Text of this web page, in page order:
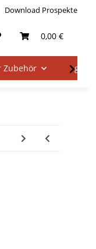
Download Prospekte
0,00 €
Zubehör